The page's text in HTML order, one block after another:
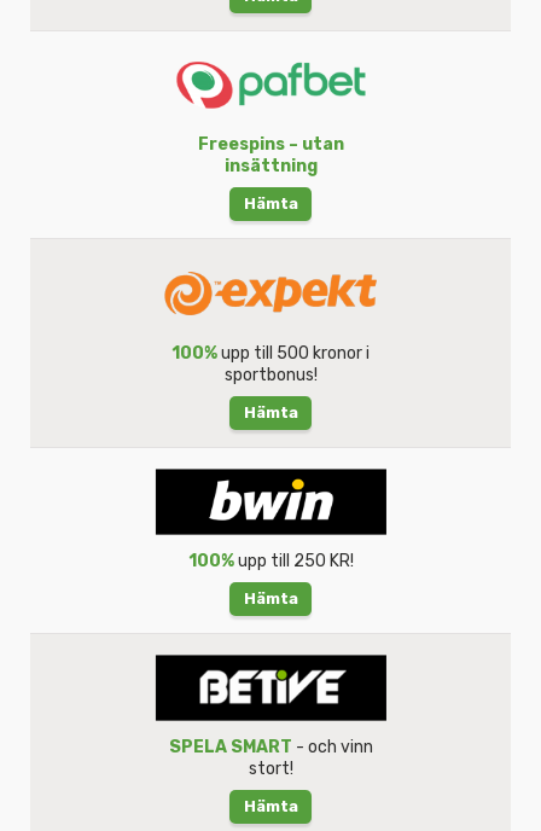
Freespins – utan
insättning
Hämta
100%upp till 500 kronor i
sportbonus!
Hämta
100%upp till 250 KR!
Hämta
SPELA SMART - och vinn
stort!
Hämta